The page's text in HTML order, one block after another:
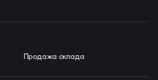
Продажа склада